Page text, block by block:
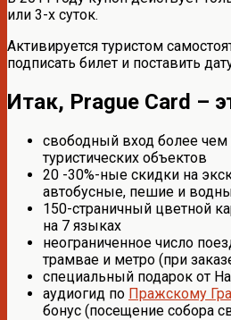
или 3-х суток.
Активируется туристом
подписать билет и поставить
Итак, Prague Card –
свободный вход более
туристических объектов
20 -30%-ные скидки на
автобусные, пешие и
150-страничный цветной
на 7 языках
неограниченное число
трамвае и метро (при
специальный подарок от
аудиогид по Пражскому
бонус (посещение собора